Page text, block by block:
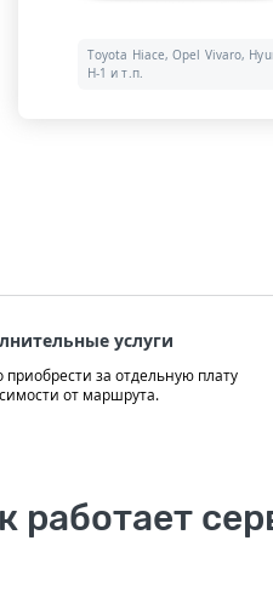
Toyota Hiace, Opel Vivaro,
H-1 и т.п.
услуги
за отдельную плату
от маршрута.
работает